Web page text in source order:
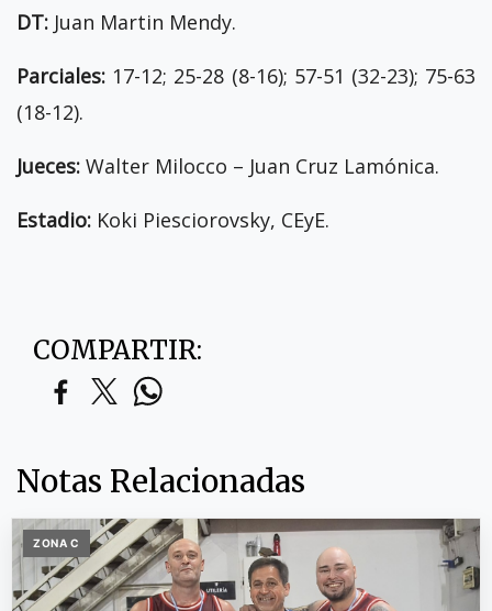
DT: Juan Martin Mendy.
Parciales: 17-12; 25-28 (8-16); 57-51 (32-23); 75-63
(18-12).
Jueces: Walter Milocco – Juan Cruz Lamónica.
Estadio: Koki Piesciorovsky, CEyE.
COMPARTIR:
Notas Relacionadas
ZONA C